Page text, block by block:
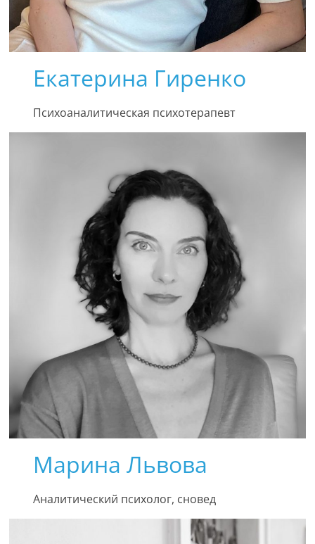
Екатерина Гиренко
Психоаналитическая психотерапевт
Марина Львова
Аналитический психолог, сновед